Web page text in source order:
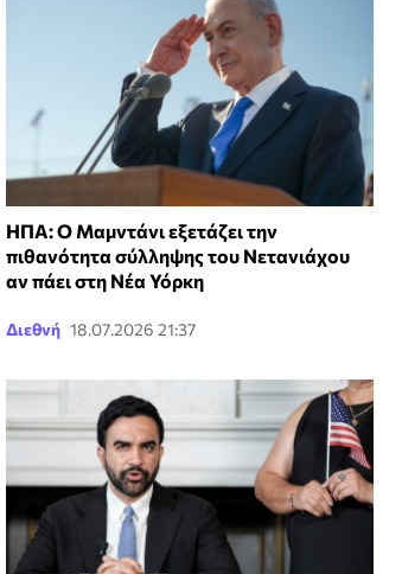
ΗΠΑ: Ο Μαμντάνι εξετάζει την
πιθανότητα σύλληψης του Νετανιάχου
αν πάει στη Νέα Υόρκη
Διεθνή 18.07.2026 21:37